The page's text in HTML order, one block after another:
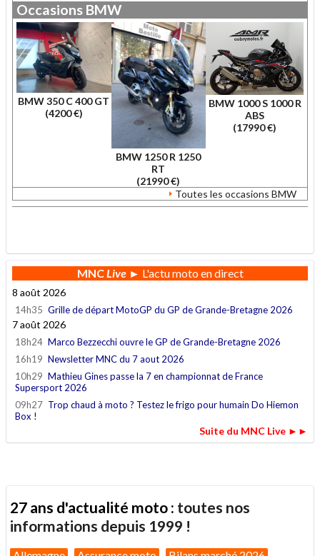
Occasions BMW
BMW 350 C 400 GT
(4200 €)
BMW 1250 R 1250
RT
(21990 €)
BMW 1000 S 1000 R
ABS
(17990 €)
Toutes les occasions BMW
MNCLive► L'actu moto en direct
8 août 2026
14h35 Grille de départ MotoGP du GP de Grande-Bretagne 2026
7 août 2026
18h24 Marco Bezzecchi ouvre le GP de Grande-Bretagne 2026
16h19 Newsletter MNC du 7 aout 2026
10h29 Mathieu Gines passe la 7 en championnat de France
Supersport 2026
09h27 Trop chaud à moto ? Testez le frigo pour humain Do Hiemon
Box !
Suite du MNC Live ►►
27 ans d'actualité moto : toutes nos
informations depuis 1999 !